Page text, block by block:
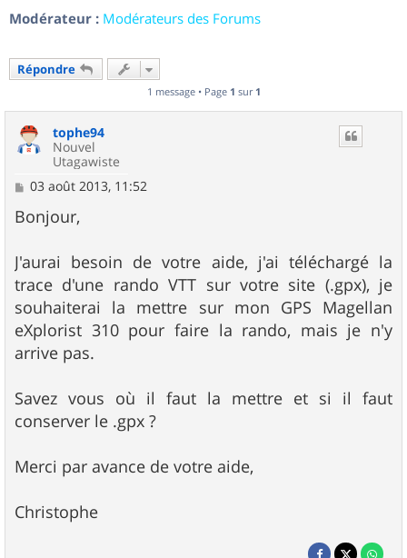
Modérateur : Modérateurs des Forums
Répondre
1 message • Page 1 sur 1
tophe94
Nouvel
Utagawiste
M
s
s
g
e
03 août 2013, 11:52
Bonjour,
J'aurai besoin de votre aide, j'ai téléchargé la
trace d'une rando VTT sur votre site (.gpx), je
souhaiterai la mettre sur mon GPS Magellan
eXplorist 310 pour faire la rando, mais je n'y
arrive pas.
Savez vous où il faut la mettre et si il faut
conserver le .gpx ?
Merci par avance de votre aide,
Christophe